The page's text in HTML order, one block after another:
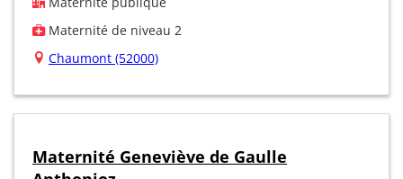
Maternité de niveau 2
Chaumont (52000)
Maternité Geneviève de Gaulle